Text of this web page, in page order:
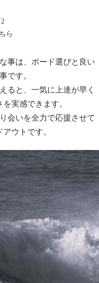
2
ら
事は、ボード選びと良い
です。
ると、一気に上達が早く
実感できます。
会いを全力で応援させて
ウトです。